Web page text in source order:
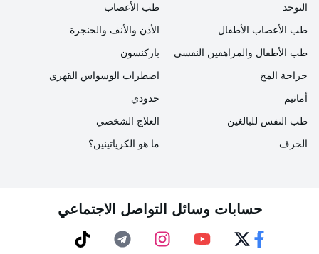
يلعب كل من الكالسيوم وفيتامينات "د" و"ك" والبوتاسيوم
والمغنيسيوم دوراً مهماً في الحفاظ على صحة عظامك.
نعلم جميعًا أهمية فيتامين د والكالسيوم، لكن الدراسات
الحديثة أكدت على أن المغنيسيوم والبوتاسيوم وفيتامين ك
مهمان جدًا أيضًا.
على وجه الخصوص، إذا كنت معرضاً لخطر الإصابة بهشاشة
التوحد
طب الأعصاب الأطفال
طب الأعصاب
الأذن والأنف والحنجرة
طب الأطفال والمراهقين النفسي
جراحة المخ
أماتيم
طب النفس للبالغين
الخرف
باركنسون
اضطراب الوسواس القهري
حدودي
العلاج الشخصي
ما هو الكرياتينين؟
حسابات وسائل التواصل الاجتماعي